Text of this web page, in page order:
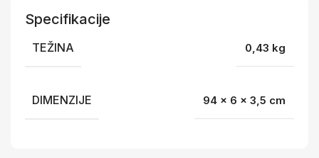
Specifikacije
TEŽINA 0,43 kg
DIMENZIJE 94 × 6 × 3,5 cm